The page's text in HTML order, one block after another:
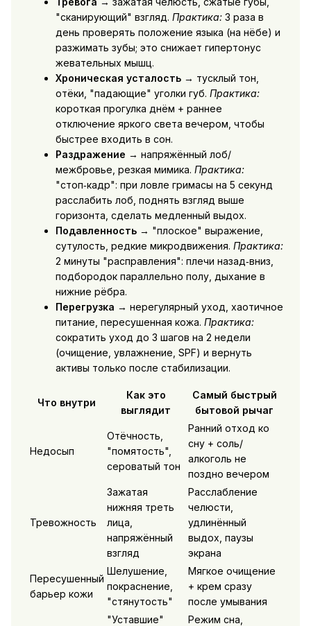
"сканирующий" взгляд. Практика:3 раза в
день проверять положение языка (на нёбе) и
разжимать зубы; это снижает гипертонус
жевательных мышц.
Хроническая усталость→ тусклый тон,
отёки, "падающие" уголки губ. Практика:
короткая прогулка днём + раннее
отключение яркого света вечером, чтобы
быстрее входить в сон.
Раздражение → напряжённый лоб/
межбровье, резкая мимика. Практика:
"стоп‑кадр": при ловле гримасы на 5 секунд
расслабить лоб, поднять взгляд выше
горизонта, сделать медленный выдох.
Подавленность→ "плоское" выражение,
сутулость, редкие микродвижения. Практика:
2 минуты "расправления": плечи назад‑вниз,
подбородок параллельно полу, дыхание в
нижние рёбра.
Перегрузка → нерегулярный уход, хаотичное
питание, пересушенная кожа. Практика:
сократить уход до 3 шагов на 2 недели
(очищение, увлажнение, SPF) и вернуть
активы только после стабилизации.
Что внутри
Как это
выглядит
Самый быстрый
бытовой рычаг
Недосып
Отёчность,
"помятость",
сероватый тон
Ранний отход ко
сну + соль/
алкоголь не
поздно вечером
Тревожность
Зажатая
нижняя треть
лица,
напряжённый
взгляд
Расслабление
челюсти,
удлинённый
выдох, паузы
экрана
Пересушенный
барьер кожи
Шелушение,
покраснение,
"стянутость"
Мягкое очищение
+ крем сразу
после умывания
"Уставшие"
Режим сна,